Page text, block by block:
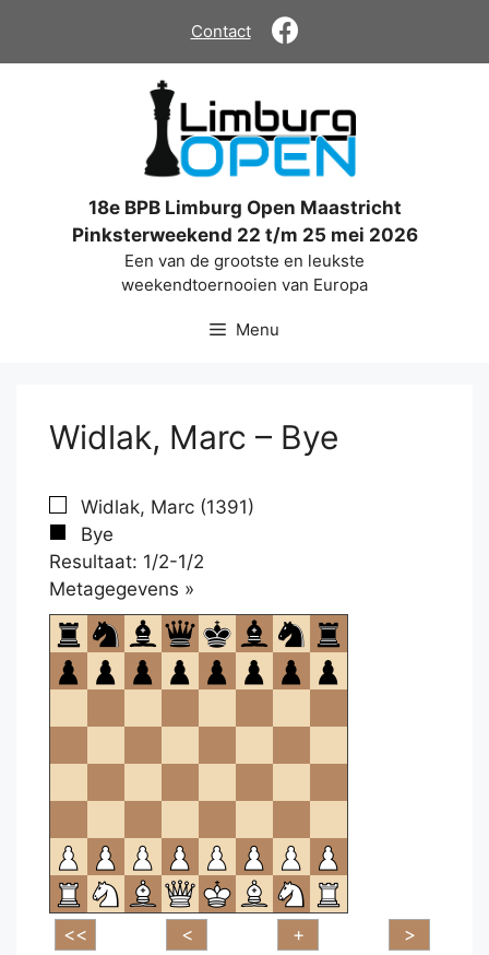
de
Contact
18e BPB Limburg Open Maastricht
Pinksterweekend 22 t/m 25 mei 2026
Een van de grootste en leukste
weekendtoernooien van Europa
Menu
Widlak, Marc – Bye
Widlak, Marc (1391)
Bye
Resultaat: 1/2-1/2
Metagegevens »
om
te
openen.